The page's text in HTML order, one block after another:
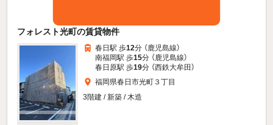
フォレスト光町の賃貸物件
春日駅 歩12分 （鹿児島線）
南福岡駅 歩15分 （鹿児島線）
春日原駅 歩19分 （西鉄大牟田）
福岡県春日市光町３丁目
3階建 / 新築 / 木造